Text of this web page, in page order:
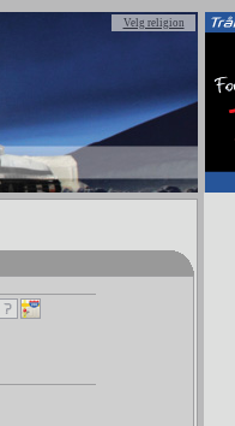
Velg religion